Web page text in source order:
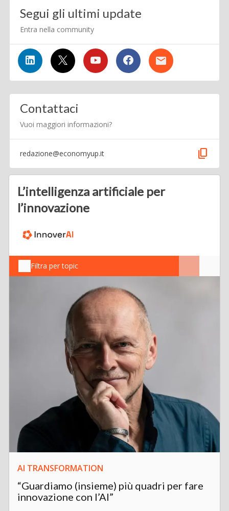
Segui gli ultimi update
Entra nella community
Contattaci
Vuoi maggiori informazioni?
redazione@economyup.it content_copy
L’intelligenza artificiale per
l’innovazione
Filtra per topic
AI TRANSFORMATION
“Guardiamo (insieme) più quadri per fare
innovazione con l’AI”